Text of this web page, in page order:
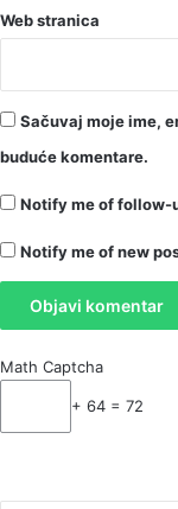
Web stranica
Sačuvaj moje ime,
buduće komentare.
Notify me of follow-
Notify me of new
Math Captcha
+ 64 = 72